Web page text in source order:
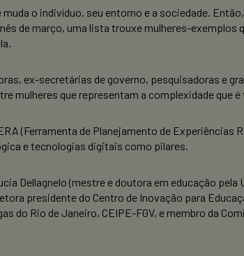
o indivíduo, seu entorno e a sociedade.
de março, uma lista trouxe mulheres-
ex-secretárias de governo, pesquisadoras e
que representam a complexidade que
(Ferramenta de Planejamento de Experiências
e tecnologias digitais como pilares.
Dellagnelo (mestre e doutora em educação
presidente do Centro de Inovação para
do Rio de Janeiro, CEIPE-FGV, e membro da